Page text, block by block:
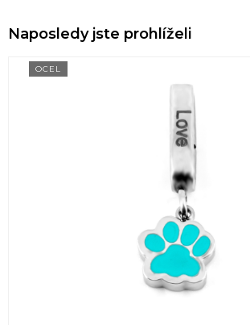
Naposledy jste prohlíželi
OCEL